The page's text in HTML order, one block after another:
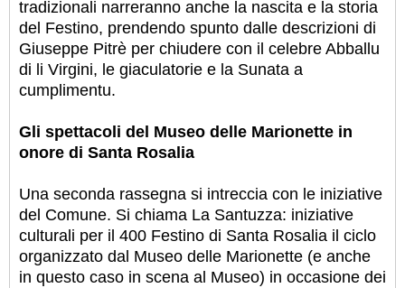
tradizionali narreranno anche la nascita e la storia
del Festino, prendendo spunto dalle descrizioni di
Giuseppe Pitrè per chiudere con il celebre Abballu
di li Virgini, le giaculatorie e la Sunata a
cumplimentu.
Gli spettacoli del Museo delle Marionette in
onore di Santa Rosalia
Una seconda rassegna si intreccia con le iniziative
del Comune. Si chiama La Santuzza: iniziative
culturali per il 400 Festino di Santa Rosalia il ciclo
organizzato dal Museo delle Marionette (e anche
in questo caso in scena al Museo) in occasione dei